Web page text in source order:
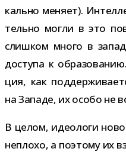
кально меняет).
тельно могли в это
слиш­ком много в
доступа к
ция, как
на Западе, их особо не
В целом, идео­логи
неплохо, а поэтому их